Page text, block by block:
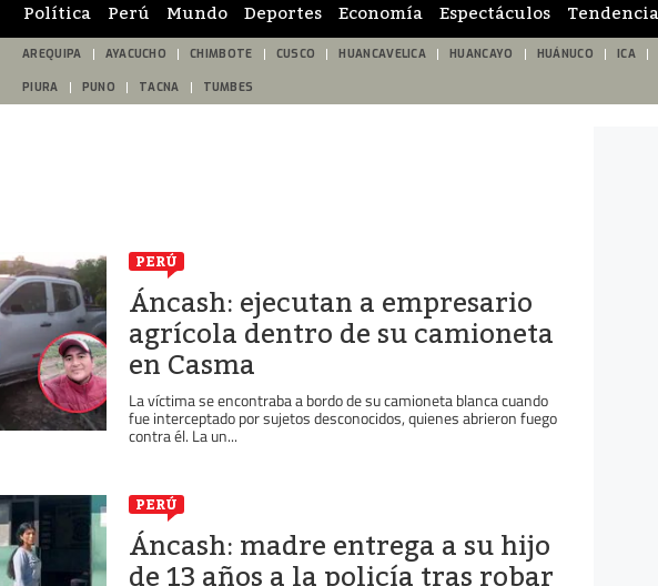
Política Perú Mundo Deportes Economía Espectáculos Tendencia
AREQUIPA AYACUCHO CHIMBOTE CUSCO HUANCAVELICA HUANCAYO HUÁNUCO ICA
PIURA PUNO TACNA TUMBES
PERÚ
Áncash: ejecutan a empresario
agrícola dentro de su camioneta
en Casma
La víctima se encontraba a bordo de su camioneta blanca cuando
fue interceptado por sujetos desconocidos, quienes abrieron fuego
contra él. La un...
PERÚ
Áncash: madre entrega a su hijo
de 13 años a la policía tras robar